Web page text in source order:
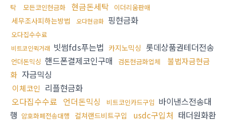
탁
모든코인현금화 현금돈세탁 이더리움판매
세무조사피하는방법 오다현금화 핑현금화
오다집수수료
비트코인퀵거래 빗썸fds푸는법 카지노믹싱 롯데상품권테더전송
언더돈믹싱 핸드폰결제코인구매 검돈현금화업체
불법자금현금
화 자금믹싱
이체코인 리플현금화
오다집수수료 언더돈믹싱 비트코인카드구입 바이낸스전송대
행 암호화폐전송대행 컬쳐랜드비트구입 usdc구입처 태더원화환